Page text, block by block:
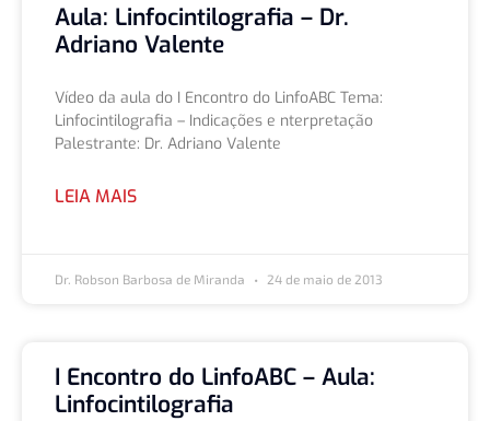
Aula: Linfocintilografia – Dr.
Adriano Valente
Vídeo da aula do I Encontro do LinfoABC Tema:
Linfocintilografia – Indicações e nterpretação
Palestrante: Dr. Adriano Valente
LEIA MAIS
Dr. Robson Barbosa de Miranda 24 de maio de 2013
I Encontro do LinfoABC – Aula:
Linfocintilografia